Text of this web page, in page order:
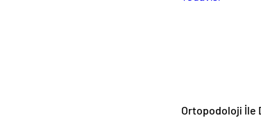
Ortopodoloji İle